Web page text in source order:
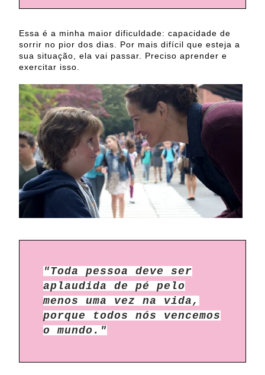
Essa é a minha maior dificuldade: capacidade de
sorrir no pior dos dias. Por mais difícil que esteja a
sua situação, ela vai passar. Preciso aprender e
exercitar isso.
"Toda pessoa deve ser
aplaudida de pé pelo
menos uma vez na vida,
porque todos nós vencemos
o mundo."